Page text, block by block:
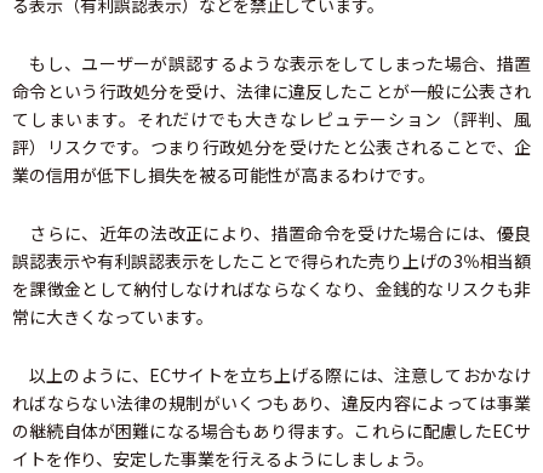
る表示（有利誤認表示）などを禁止しています。
もし、ユーザーが誤認するような表示をしてしまった場合、措置
命令という行政処分を受け、法律に違反したことが一般に公表され
てしまいます。それだけでも大きなレピュテーション（評判、風
評）リスクです。つまり行政処分を受けたと公表されることで、企
業の信用が低下し損失を被る可能性が高まるわけです。
さらに、近年の法改正により、措置命令を受けた場合には、優良
誤認表示や有利誤認表示をしたことで得られた売り上げの3％相当額
を課徴金として納付しなければならなくなり、金銭的なリスクも非
常に大きくなっています。
以上のように、ECサイトを立ち上げる際には、注意しておかなけ
ればならない法律の規制がいくつもあり、違反内容によっては事業
の継続自体が困難になる場合もあり得ます。これらに配慮したECサ
イトを作り、安定した事業を行えるようにしましょう。